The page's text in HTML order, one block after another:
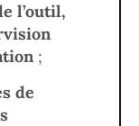
l’outil,
;
de